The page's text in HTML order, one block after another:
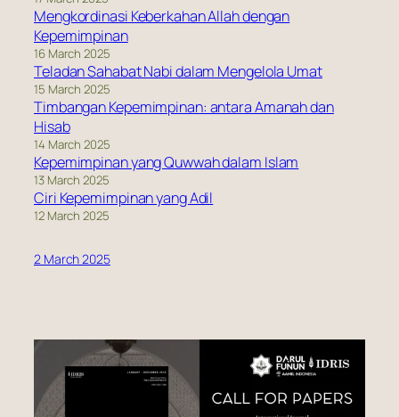
Mengkordinasi Keberkahan Allah dengan
Kepemimpinan
16 March 2025
Teladan Sahabat Nabi dalam Mengelola Umat
15 March 2025
Timbangan Kepemimpinan: antara Amanah dan
Hisab
14 March 2025
Kepemimpinan yang Quwwah dalam Islam
13 March 2025
Ciri Kepemimpinan yang Adil
12 March 2025
2 March 2025